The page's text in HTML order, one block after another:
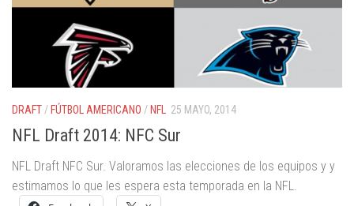
DRAFT / FÚTBOL AMERICANO / NFL 25 MAYO, 2014
NFL Draft 2014: NFC Sur
NFL Draft NFC Sur. Valoramos las elecciones de los equipos y y
estimamos lo que les espera esta temporada en la NFL.